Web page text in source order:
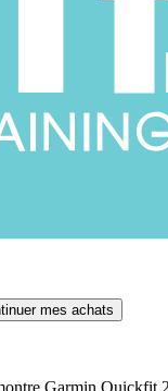
mes achats
Garmin Quickfit